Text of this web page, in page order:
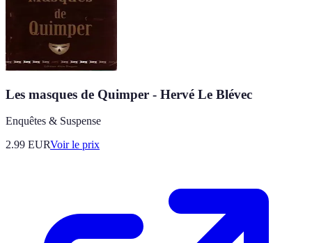
Les masques de Quimper - Hervé Le Blévec
Enquêtes & Suspense
2.99 EURVoir le prix